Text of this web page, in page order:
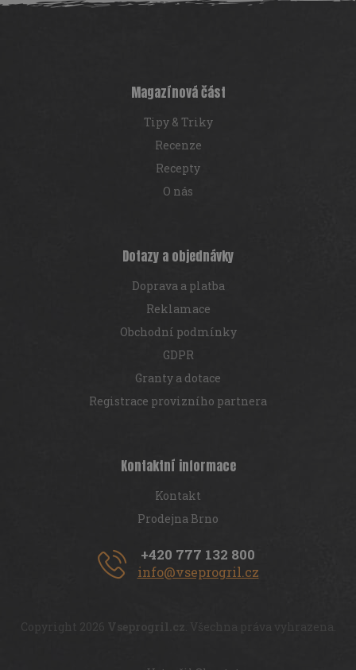
á
Magazínová část
Tipy & Triky
Recenze
Recepty
O nás
Dotazy a objednávky
Doprava a platba
Reklamace
Obchodní podmínky
GDPR
Granty a dotace
Registrace provizního partnera
Kontaktní informace
Kontakt
Prodejna Brno
+420 777 132 800
info@vseprogril.cz
Copyright 2026 Vseprogril.cz . Všechna práva vyhrazena.